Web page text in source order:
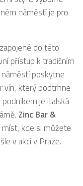
náměstí je pro
do této
přístup k tradičním
poskytne
vín, který podtrhne
je italská
Zinc Bar &
míst, kde si můžete
v akci v Praze.